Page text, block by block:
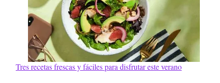
Tres recetas frescas y fáciles para disfrutar este verano